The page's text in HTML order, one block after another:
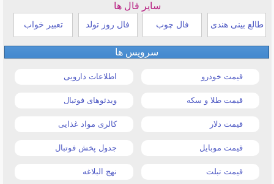
سایر فال ها
طالع بینی هندی فال چوب فال روز تولد تعبیر خواب
سرویس ها
قیمت خودرو اطلاعات دارویی
قیمت طلا و سکه ویدئوهای فوتبال
قیمت دلار کالری مواد غذایی
قیمت موبایل جدول پخش فوتبال
قیمت تبلت نهج البلاغه